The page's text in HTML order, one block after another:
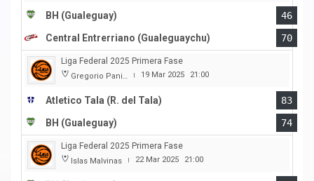
BH (Gualeguay)
46
Central Entrerriano (Gualeguaychu)
70
Liga Federal 2025 Primera Fase
Gregorio Panizza | 19 Mar 2025 21:00
Atletico Tala (R. del Tala)
83
BH (Gualeguay)
74
Liga Federal 2025 Primera Fase
Islas Malvinas | 22 Mar 2025 21:00